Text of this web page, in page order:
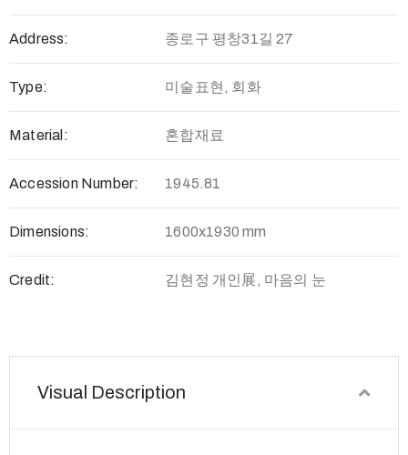
Address: 종로구 평창31길 27
Type: 미술표현, 회화
Material: 혼합재료
Accession Number: 1945.81
Dimensions: 1600x1930 mm
Credit: 김현정 개인展, 마음의 눈
Visual Description